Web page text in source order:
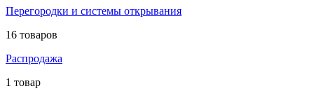
Перегородки и системы открывания
16 товаров
Распродажа
1 товар